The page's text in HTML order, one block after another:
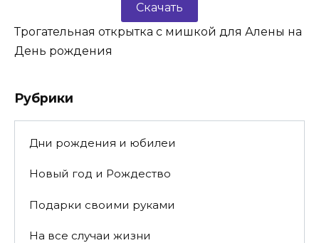
Скачать
Трогательная открытка с мишкой для Алены на
День рождения
Рубрики
Дни рождения и юбилеи
Новый год и Рождество
Подарки своими руками
На все случаи жизни